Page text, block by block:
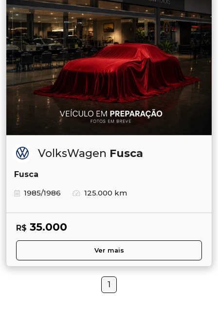
VolksWagen Fusca
Fusca
1985/1986
125.000 km
R$ 35.000
Ver mais
1